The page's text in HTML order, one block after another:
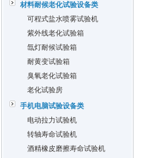
材料耐候老化试验设备类
可程式盐水喷雾试验机
紫外线老化试验箱
氙灯耐候试验箱
耐黄变试验箱
臭氧老化试验箱
老化试验房
手机电脑试验设备类
电动拉力试验机
转轴寿命试验机
酒精橡皮磨擦寿命试验机